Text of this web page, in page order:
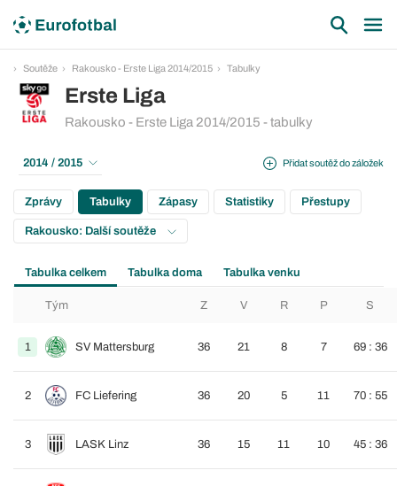
Soutěže Rakousko - Erste Liga 2014/2015 Tabulky
Erste Liga
Rakousko - Erste Liga 2014/2015 - tabulky
Přidat soutěž do záložek
2014 / 2015
Zprávy Tabulky Zápasy Statistiky Přestupy
Rakousko: Další soutěže
Tabulka celkem Tabulka doma Tabulka venku
Tým Z V R P S
1 SV Mattersburg 36 21 8 7 69 : 36
2 FC Liefering 36 20 5 11 70 : 55
3 LASK Linz 36 15 11 10 45 : 36